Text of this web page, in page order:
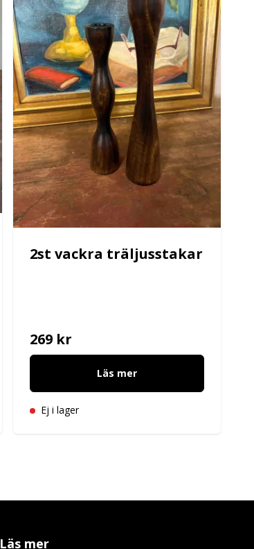
2st vackra träljusstakar
269 kr
Läs mer
Ej i lager
Läs mer